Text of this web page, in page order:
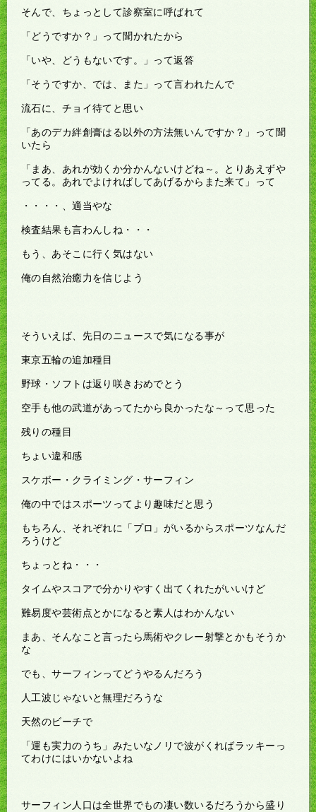
そんで、ちょっとして診察室に呼ばれて
「どうですか？」って聞かれたから
「いや、どうもないです。」って返答
「そうですか、では、また」って言われたんで
流石に、チョイ待てと思い
「あのデカ絆創膏はる以外の方法無いんですか？」って聞
いたら
「まあ、あれが効くか分かんないけどね～。とりあえずや
ってる。あれでよければしてあげるからまた来て」って
・・・・、適当やな
検査結果も言わんしね・・・
もう、あそこに行く気はない
俺の自然治癒力を信じよう
そういえば、先日のニュースで気になる事が
東京五輪の追加種目
野球・ソフトは返り咲きおめでとう
空手も他の武道があってたから良かったな～って思った
残りの種目
ちょい違和感
スケボー・クライミング・サーフィン
俺の中ではスポーツってより趣味だと思う
もちろん、それぞれに「プロ」がいるからスポーツなんだ
ろうけど
ちょっとね・・・
タイムやスコアで分かりやすく出てくれたがいいけど
難易度や芸術点とかになると素人はわかんない
まあ、そんなこと言ったら馬術やクレー射撃とかもそうか
な
でも、サーフィンってどうやるんだろう
人工波じゃないと無理だろうな
天然のビーチで
「運も実力のうち」みたいなノリで波がくればラッキーっ
てわけにはいかないよね
サーフィン人口は全世界でもの凄い数いるだろうから盛り